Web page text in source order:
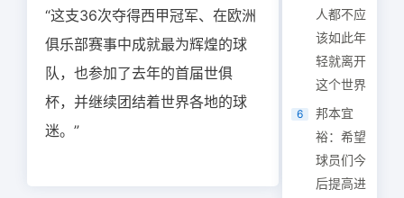
“这支36次夺得西甲冠军、在欧洲
俱乐部赛事中成就最为辉煌的球
队，也参加了去年的首届世俱
杯，并继续团结着世界各地的球
迷。”
人都不应
该如此年
轻就离开
这个世界
6
邦本宜
裕：希望
球员们今
后提高进